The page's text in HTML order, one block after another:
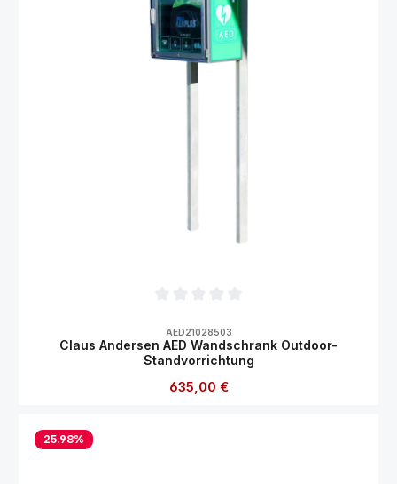
AED21028503
Claus Andersen AED Wandschrank Outdoor-
Standvorrichtung
Regulärer Preis:
635,00 €
25.98%